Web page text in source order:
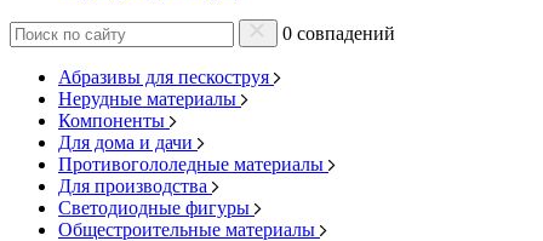
0 совпадений
Абразивы для пескоструя
Нерудные материалы
Компоненты
Для дома и дачи
Противогололедные материалы
Для производства
Светодиодные фигуры
Общестроительные материалы